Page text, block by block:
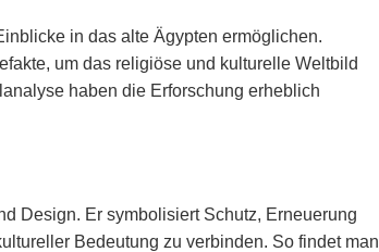
in das alte Ägypten ermöglichen.
um das religiöse und kulturelle Weltbild
haben die Erforschung erheblich
Design. Er symbolisiert Schutz, Erneuerung
Bedeutung zu verbinden. So findet man